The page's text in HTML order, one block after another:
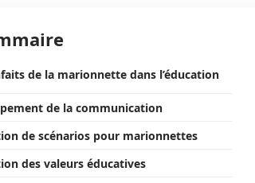
de la marionnette dans l’éducation
de la communication
de scénarios pour marionnettes
des valeurs éducatives